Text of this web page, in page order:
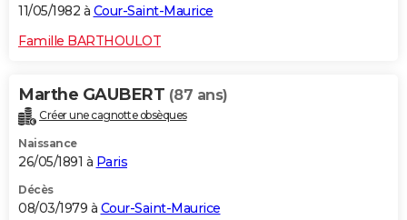
11/05/1982 à Cour-Saint-Maurice
Famille BARTHOULOT
Marthe GAUBERT (87 ans)
Créer une cagnotte obsèques
Naissance
26/05/1891 à Paris
Décès
08/03/1979 à Cour-Saint-Maurice